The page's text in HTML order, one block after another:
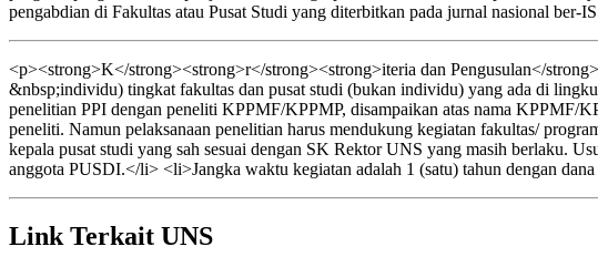
pengabdian di Fakultas atau Pusat Studi yang diterbitkan pada jurnal nasional
<p><strong>K</strong><strong>r</strong><strong>iteria dan Pengusulan</
&nbsp;individu) tingkat fakultas dan pusat studi (bukan individu) yang ada di
penelitian PPI dengan peneliti KPPMF/KPPMP, disampaikan atas nama KPPMF/
peneliti. Namun pelaksanaan penelitian harus mendukung kegiatan fakultas/
kepala pusat studi yang sah sesuai dengan SK Rektor UNS yang masih berlaku.
anggota PUSDI.</li> <li>Jangka waktu kegiatan adalah 1 (satu) tahun dengan
Link Terkait UNS